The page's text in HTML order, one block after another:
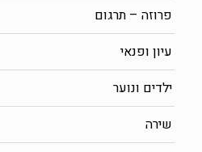
פרוזה – תרגום
עיון ופנאי
ילדים ונוער
שירה